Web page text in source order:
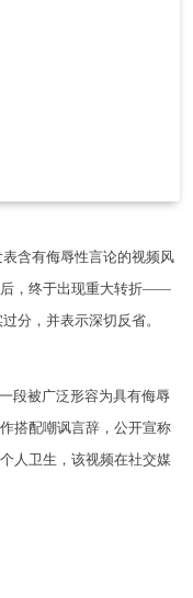
含有侮辱性言论的视频风
后，终于出现重大转折——
分，并表示深切反省。
段被广泛形容为具有侮辱
搭配嘲讽言辞，公开宣称
人卫生，该视频在社交媒